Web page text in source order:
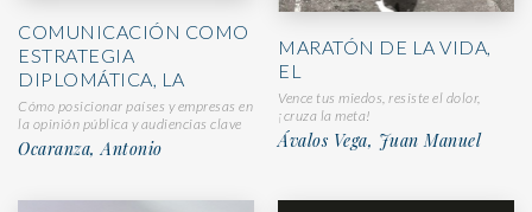
COMUNICACIÓN COMO
ESTRATEGIA
DIPLOMÁTICA, LA
Cómo posicionar países y empresas en
la opinión pública y audiencias clave
Ocaranza, Antonio
MARATÓN DE LA VIDA,
EL
Vence tus miedos, resiste el dolor,
¡cruza la meta!
Ávalos Vega, Juan Manuel